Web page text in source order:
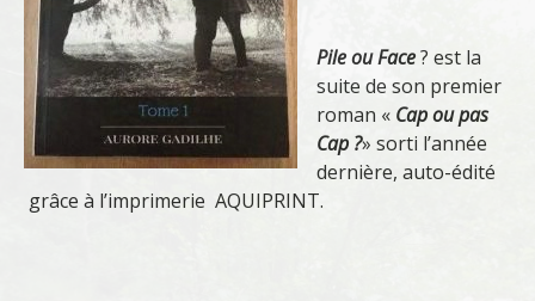
Pile ou Face? est la
suite de son premier
roman « Cap ou pas
Cap ?» sorti l’année
dernière, auto-édité
grâce à l’imprimerie AQUIPRINT.